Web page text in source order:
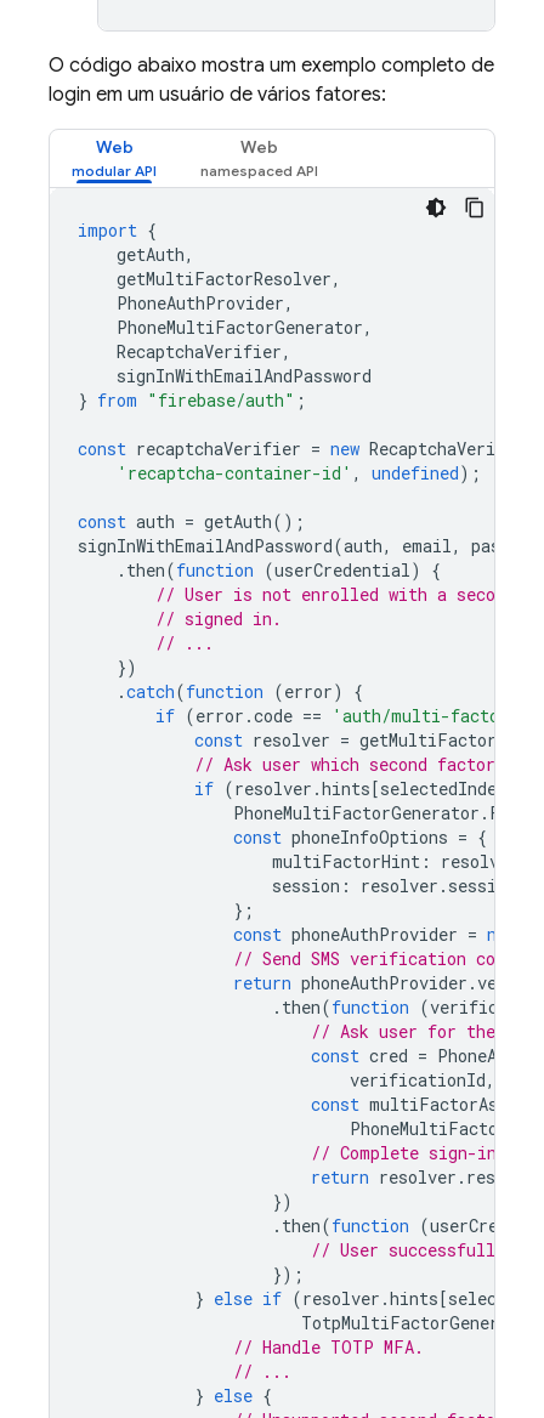
O código abaixo mostra um exemplo completo de
login em um usuário de vários fatores:
Web Web
import {
getAuth,
getMultiFactorResolver,
PhoneAuthProvider,
PhoneMultiFactorGenerator,
RecaptchaVerifier,
signInWithEmailAndPassword
} from "firebase/auth" ;
const recaptchaVerifier = new RecaptchaVerifier
'recaptcha-container-id' , undefined);
const auth = getAuth();
signInWithEmailAndPassword(auth, email,
. then(function (userCredential)
{
// User is not enrolled with a second
// signed in.
// ...
})
.catch(function (error)
{
if (error .code ==
'auth/multi-factor-
const resolver =
// Ask user which second factor to
if (resolver .hints[selectedIndex
PhoneMultiFactorGenerator .
const phoneInfoOptions = {
multiFactorHint : resolver
session : resolver . session
};
const phoneAuthProvider = new
// Send SMS verification code
return phoneAuthProvider .
. then(function (
// Ask user for the
const cred =
verificationId,
const
// Complete sign-in.
return resolver .
})
. then(function (
// User successfully
});
} else if (resolver .hints[
TotpMultiFactorGenerator
// Handle TOTP MFA.
// ...
} else {